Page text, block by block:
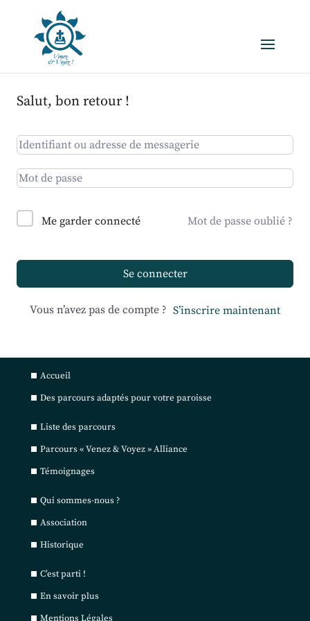
Salut, bon retour !
Me garder connecté Mot de passe oublié ?
Se connecter
Vous n’avez pas de compte ? S’inscrire maintenant
Accueil
Des parcours adaptés pour votre paroisse
Liste des parcours
Parcours « Venez & Voyez » Alliance
Témoignages
Qui sommes-nous ?
Association
Historique
C’est parti !
En savoir plus
Mentions Légales